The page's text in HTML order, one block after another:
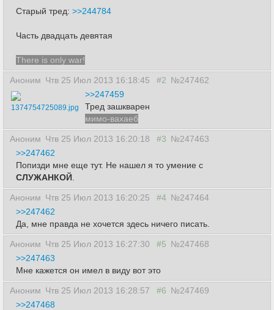
Старый тред: >>244784
Часть двадцать девятая
There is only war!
Аноним Чтв 25 Июл 2013 16:18:45 #2 №247462
1374754725089.jpg
>>247459
Тред зашкварен
мимо-вахаеб
Аноним Чтв 25 Июл 2013 16:20:18 #3 №247463
>>247462
Попизди мне еще тут. Не нашел я то умение с
СЛУЖАНКОЙ
Аноним Чтв 25 Июл 2013 16:20:25 #4 №247464
>>247462
Да, мне правда не хочется здесь ничего писать.
Аноним Чтв 25 Июл 2013 16:27:30 #5 №247468
>>247463
Мне кажется он имел в виду вот это
Аноним Чтв 25 Июл 2013 16:28:57 #6 №247469
>>247468